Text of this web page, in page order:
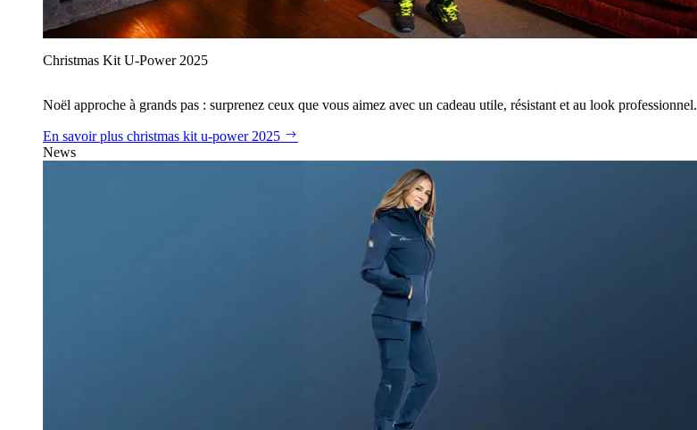
Christmas Kit U‑Power 2025
Noël approche à grands pas : surprenez ceux que vous aimez avec un cadeau utile, résistant et au look professionnel.
En savoir plus christmas kit u‑power 2025
News